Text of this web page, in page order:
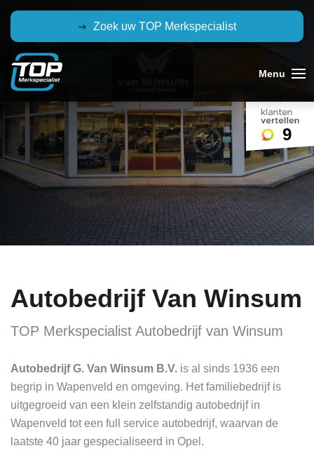
Zoek uw TOP Merkspecialist
9
Autobedrijf Van Winsum
TOP Merkspecialist Autobedrijf van Winsum
Autobedrijf G. Van Winsum B.V. is al sinds 1936 een
begrip in Wapenveld en omgeving. Het familiebedrijf is
uitgegroeid van een klein zelfstandig autobedrijf in
Wapenveld tot een full service autobedrijf, waarvan de
laatste 40 jaar gespecialiseerd in Opel.